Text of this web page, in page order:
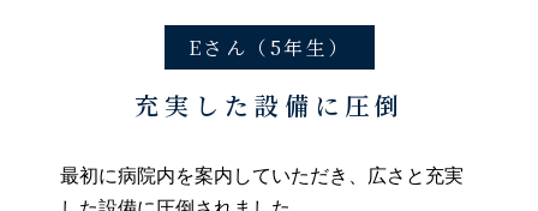
Eさん（5年生）
充実した設備に圧倒
最初に病院内を案内していただき、広さと充実